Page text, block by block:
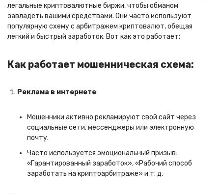
легальные криптовалютные биржи, чтобы обманом
завладеть вашими средствами. Они часто используют
популярную схему с арбитражем криптовалют, обещая
легкий и быстрый заработок. Вот как это работает:
Как работает мошенническая схема:
Реклама в интернете:
Мошенники активно рекламируют свой сайт через
социальные сети, мессенджеры или электронную
почту.
Часто используется эмоциональный призыв:
«Гарантированный заработок», «Рабочий способ
заработать на криптоарбитраже» и т. д.